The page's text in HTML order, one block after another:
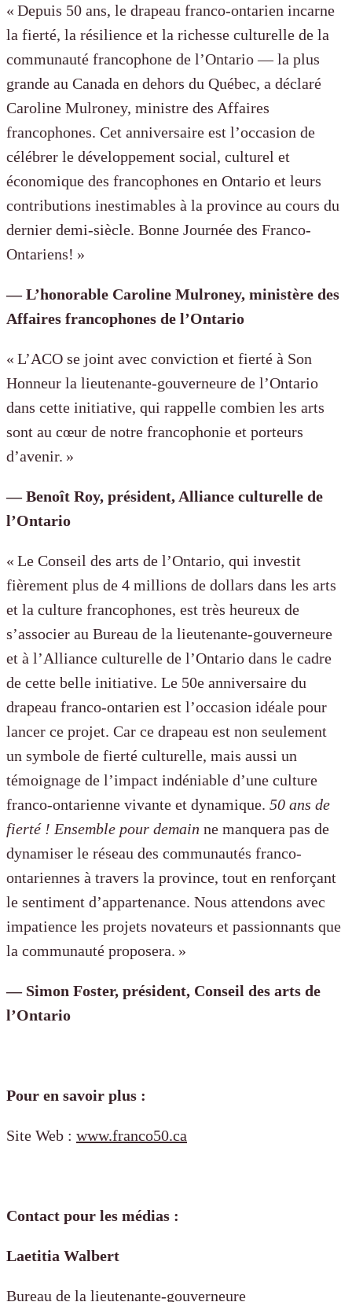
« Depuis 50 ans, le drapeau franco-ontarien incarne
la fierté, la résilience et la richesse culturelle de la
communauté francophone de l’Ontario — la plus
grande au Canada en dehors du Québec, a déclaré
Caroline Mulroney, ministre des Affaires
francophones. Cet anniversaire est l’occasion de
célébrer le développement social, culturel et
économique des francophones en Ontario et leurs
contributions inestimables à la province au cours du
dernier demi-siècle. Bonne Journée des Franco-
Ontariens! »
— L’honorable Caroline Mulroney, ministère des
Affaires francophones de l’Ontario
« L’ACO se joint avec conviction et fierté à Son
Honneur la lieutenante-gouverneure de l’Ontario
dans cette initiative, qui rappelle combien les arts
sont au cœur de notre francophonie et porteurs
d’avenir. »
— Benoît Roy, président, Alliance culturelle de
l’Ontario
« Le Conseil des arts de l’Ontario, qui investit
fièrement plus de 4 millions de dollars dans les arts
et la culture francophones, est très heureux de
s’associer au Bureau de la lieutenante-gouverneure
et à l’Alliance culturelle de l’Ontario dans le cadre
de cette belle initiative. Le 50e anniversaire du
drapeau franco-ontarien est l’occasion idéale pour
lancer ce projet. Car ce drapeau est non seulement
un symbole de fierté culturelle, mais aussi un
témoignage de l’impact indéniable d’une culture
franco-ontarienne vivante et dynamique. 50 ans de
fierté ! Ensemble pour demain ne manquera pas de
dynamiser le réseau des communautés franco-
ontariennes à travers la province, tout en renforçant
le sentiment d’appartenance. Nous attendons avec
impatience les projets novateurs et passionnants que
la communauté proposera. »
— Simon Foster, président, Conseil des arts de
l’Ontario
Pour en savoir plus :
Site Web : www.franco50.ca
Contact pour les médias :
Laetitia Walbert
Bureau de la lieutenante-gouverneure